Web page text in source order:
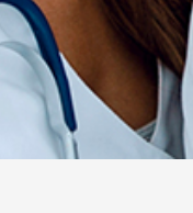
ACCUEIL
MENTIONS